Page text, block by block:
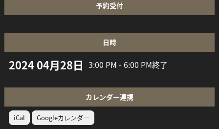
予約受付
日時
2024 04月28日 3:00 PM - 6:00 PM終了
カレンダー連携
iCal Googleカレンダー